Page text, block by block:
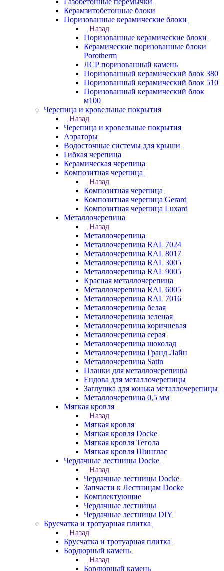
Газобетонные перемычки
Керамзитобетонные блоки
Поризованные керамические блоки
Назад
Поризованные керамические блоки
Керамические поризованные блоки
Porotherm
ЛСР поризованный камень
Поризованный керамический блок 380
Поризованный керамический блок 510
Поризованный керамический блок
м100
Черепица и кровельные покрытия
Назад
Черепица и кровельные покрытия
Аэраторы
Водосточные системы для крыши
Гибкая черепица
Керамическая черепица
Композитная черепица
Назад
Композитная черепица
Композитная черепица Gerard
Композитная черепица Luxard
Металлочерепица
Назад
Металлочерепица
Металлочерепица RAL 7024
Металлочерепица RAL 8017
Металлочерепица RAL 3005
Металлочерепица RAL 9005
Красная металлочерепица
Металлочерепица RAL 6005
Металлочерепица RAL 7016
Металлочерепица белая
Металлочерепица зеленая
Металлочерепица коричневая
Металлочерепица серая
Металлочерепица шоколад
Металлочерепица Гранд Лайн
Металлочерепица Satin
Планки для металлочерепицы
Ендова для металлочерепицы
Заглушка для конька металлочерепицы
Металлочерепица 0,5 мм
Мягкая кровля
Назад
Мягкая кровля
Мягкая кровля Docke
Мягкая кровля Тегола
Мягкая кровля Шинглас
Чердачные лестницы Docke
Назад
Чердачные лестницы Docke
Запчасти к Лестницам Docke
Комплектующие
Чердачные лестницы
Чердачные лестницы DIY
Брусчатка и тротуарная плитка
Назад
Брусчатка и тротуарная плитка
Бордюрный камень
Назад
Бордюрный камень